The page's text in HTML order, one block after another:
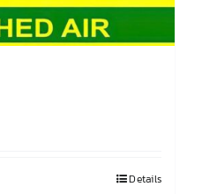
Details